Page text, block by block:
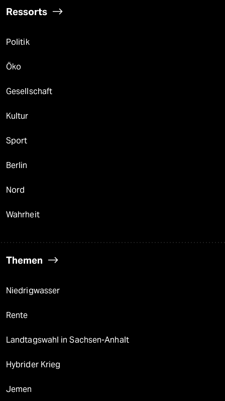
Ressorts
Politik
Öko
Gesellschaft
Kultur
Sport
Berlin
Nord
Wahrheit
Themen
Niedrigwasser
Rente
Landtagswahl in Sachsen-Anhalt
Hybrider Krieg
Jemen